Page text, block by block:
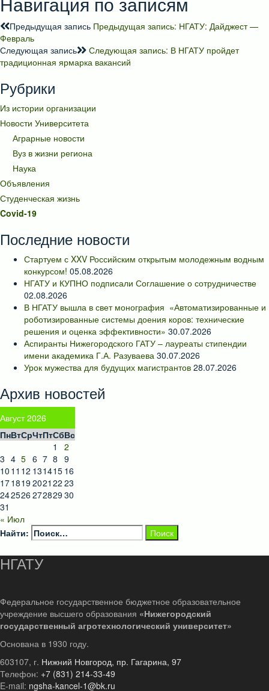
Предыдущая запись Предыдущая запись: НГАТУ: Дайджест —
Февраль
Следующая запись
Следующая запись: В НГАТУ пройдет
традиционная ярмарка вакансий
Рубрики
Из истории организации
Новости Университета
Аграрные новости
Вуз в жизни региона
Наука
Объявления
Студенческая жизнь
Covid-19
Последние новости
Стартуем с XXV Российским открытым молодежным водным
конкурсом! 05.08.2026
НГАТУ и КУПНО подписали Соглашение о сотрудничестве
02.08.2026
В НГАТУ вышла в свет монография «Автоматизированные и
роботизированные системы доения коров: технические
решения и оценка эффективности» 30.07.2026
Аспиранты Нижегородского ГАТУ – лауреаты стипендии
имени академика Г.А. Разуваева 30.07.2026
Урок мужества для будущих магистрантов 28.07.2026
Архив новостей
Август 2026
ПнВтСрЧтПтСбВс
1
2
3 4 5 6 7 8 9
10 11 12 131415 16
171819 2021 22 23
242526 272829 30
31
« Июл
Найти:
НГАТУ
Федеральное государственное бюджетное образовательное
учреждение высшего образования «Нижегородский
государственный агротехнологический университет»
Основана в 1930 году.
603107, г. Нижний Новгород, пр. Гагарина, 97
Телефон: +7 (831) 214-33-49
E-mail: ngsha-kancel-1@bk.ru